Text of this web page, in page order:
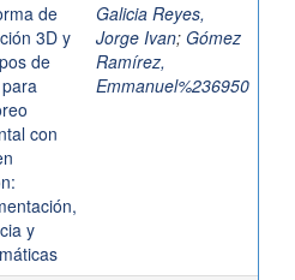
de
3D y
de
con
y
Galicia Reyes,
Jorge Ivan; Gómez
Ramírez,
Emmanuel%236950